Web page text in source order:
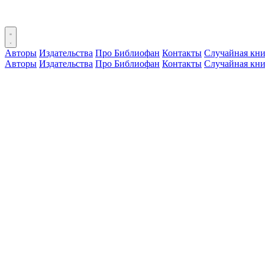
Авторы Издательства Про Библиофан Контакты Случайная
Авторы Издательства Про Библиофан Контакты Случайная